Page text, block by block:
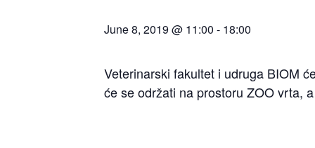
June 8, 2019 @ 11:00 - 18:00
Veterinarski fakultet i udruga BIOM
će se održati na prostoru ZOO vrta,